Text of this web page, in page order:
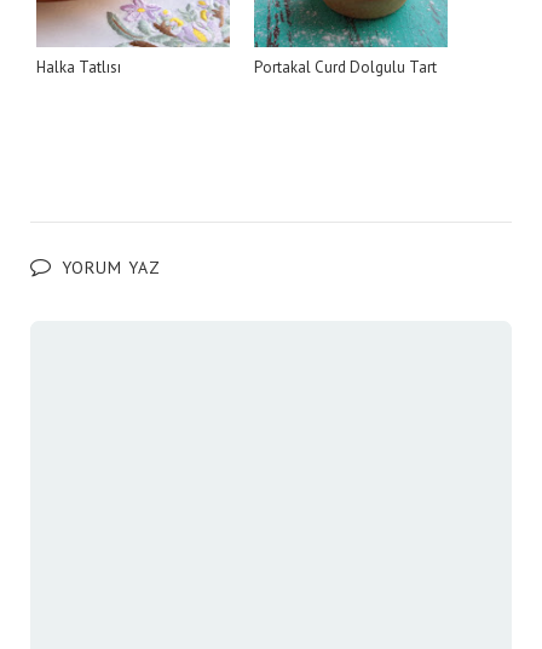
Halka Tatlısı Portakal Curd Dolgulu Tart
YORUM YAZ